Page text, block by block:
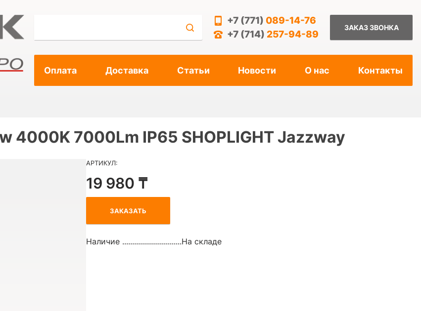
+7 (771) 089-14-76
+7 (714) 257-94-89
ЗАКАЗ ЗВОНКА
Оплата Доставка Статьи Новости О нас Контакты
4000K 7000Lm IP65 SHOPLIGHT Jazzway
АРТИКУЛ:
19 980 ₸
ЗАКАЗАТЬ
Наличие ..............................На складе